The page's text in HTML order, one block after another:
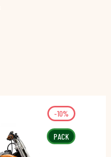
PACK
-10%